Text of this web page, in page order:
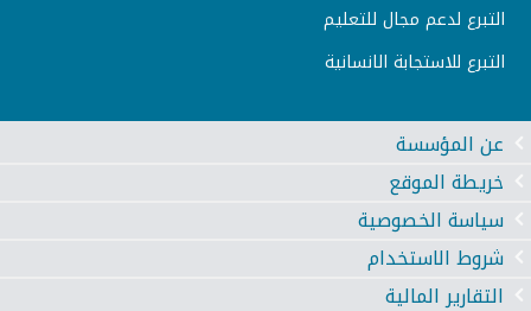
التبرع لدعم مجال للتعليم
التبرع للاستجابة الانسانية
عن المؤسسة
خريطة الموقع
سياسة الخصوصية
شروط الاستخدام
التقارير المالية